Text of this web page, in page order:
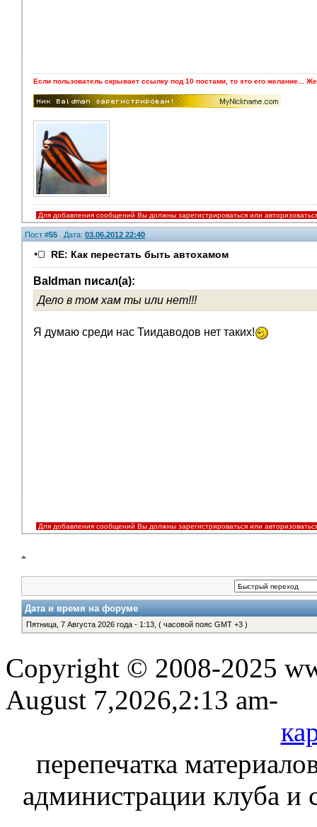
Если пользователь скрывает ссылку под 10 постами, то это его желание...
Для добавления сообщений Вы должны зарегистрироваться или
Пост #55 Дата: 03.06.2012 22:40
RE: Как перестать быть автохамом
Baldman писал(а):
Дело в том хам ты или нет!!!
Я думаю среди нас Тиидаводов нет таких!
Для добавления сообщений Вы должны зарегистрироваться или
Дата и время на форуме
Пятница, 7 Августа 2026 года - 1:13, ( часовой пояс GMT +3 )
Copyright © 2008-2025
August 7,2026,2:13 am-
перепечатка
администрации клуба и